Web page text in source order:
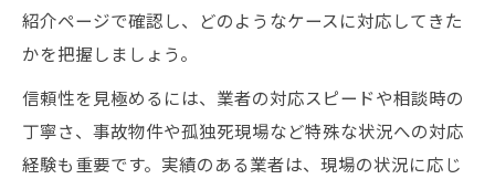
紹介ページで確認し、どのようなケースに対応してきた
かを把握しましょう。
信頼性を見極めるには、業者の対応スピードや相談時の
丁寧さ、事故物件や孤独死現場など特殊な状況への対応
経験も重要です。実績のある業者は、現場の状況に応じ